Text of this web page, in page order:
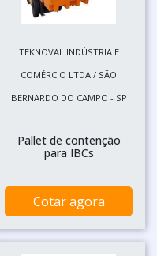
TEKNOVAL INDÚSTRIA E
COMÉRCIO LTDA / SÃO
BERNARDO DO CAMPO - SP
Pallet de contenção
para IBCs
Cotar agora